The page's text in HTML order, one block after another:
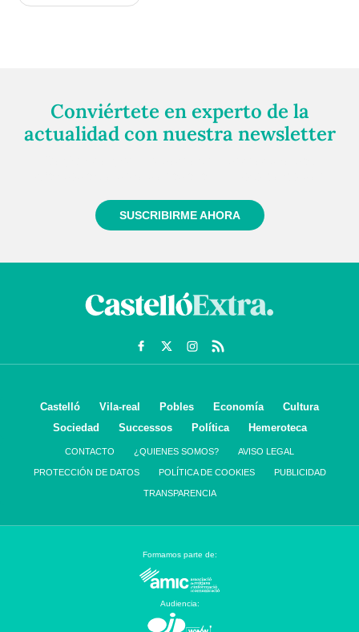
Conviértete en experto de la
actualidad con nuestra newsletter
SUSCRIBIRME AHORA
Castelló Vila-real Pobles Economía
Cultura
Sociedad
Successos Política Hemeroteca
CONTACTO ¿QUIENES SOMOS? AVISO LEGAL
PROTECCIÓN DE DATOS POLÍTICA DE COOKIES PUBLICIDAD
TRANSPARENCIA
Formamos parte de:
Audiencia: